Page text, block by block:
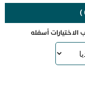
أسفله